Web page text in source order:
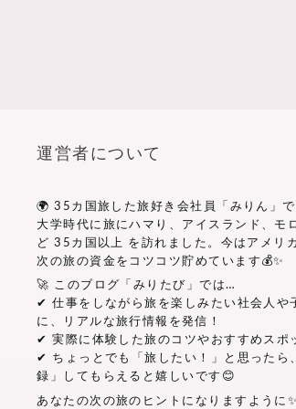
運営者について
🌍 35カ国旅した旅好き会社員「みりん」
大学時代に旅にハマり、アイスランド、モ
ど 35カ国以上 を訪れました。今はアメリ
次の旅の資金をコツコツ貯めています💰✨
🚀 このブログ「みりたび」では…
✔ 仕事をしながら旅を楽しみたい社会人や
に、リアルな旅行情報を発信！
✔ 実際に体験した旅のコツやおすすめスポ
✔ ちょっとでも「旅したい！」と思ったら
録」してもらえると嬉しいです😊
あなたの次の旅のヒントになりますように✨